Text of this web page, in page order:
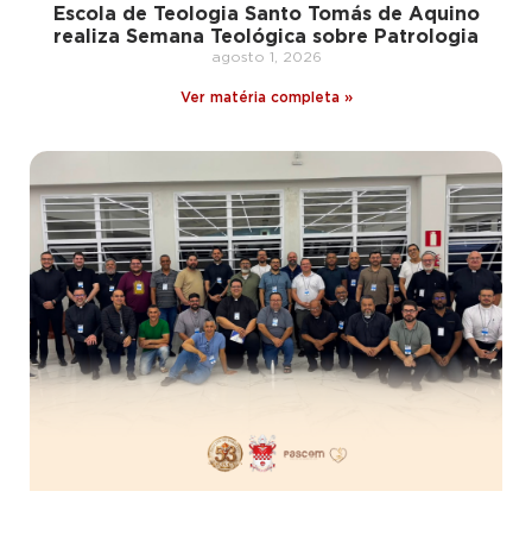
Escola de Teologia Santo Tomás de Aquino
realiza Semana Teológica sobre Patrologia
agosto 1, 2026
Ver matéria completa »